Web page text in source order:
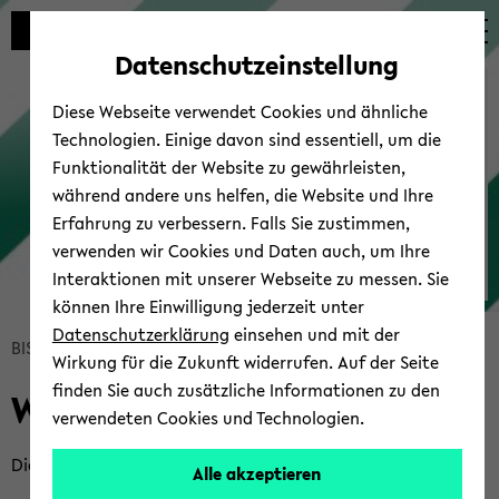
Automatische
vermeiden
zum
wechseln
zum
wechseln
zum
wechseln
Bread­
crumb
über­
sprin­
gen
BIS Hil­fe­sei­ten Die "Meine Uni" App
Die
'Meine
Uni'
App
ist
Wo be­kom­me ich die App?
Die App ist so­wohl für An­droid wie auch für iOS ver­füg­bar:
Datenschutzeinstellung
Diese Webseite verwendet Cookies und ähnliche
Technologien. Einige davon sind essentiell, um die
Funktionalität der Website zu gewährleisten,
während andere uns helfen, die Website und Ihre
Erfahrung zu verbessern. Falls Sie zustimmen,
verwenden wir Cookies und Daten auch, um Ihre
Interaktionen mit unserer Webseite zu messen. Sie
können Ihre Einwilligung jederzeit unter
Datenschutzerklärung einsehen und mit der
Wirkung für die Zukunft widerrufen. Auf der Seite
finden Sie auch zusätzliche Informationen zu den
verwendeten Cookies und Technologien.
Alle akzeptieren